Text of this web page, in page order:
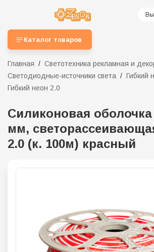
Каталог товаров
Главная
Светотехника рекламная и
Светодиодные-источники света
Гибкий
Гибкий неон 2.0
Силиконовая
мм,
2.0 (к. 100м) красный